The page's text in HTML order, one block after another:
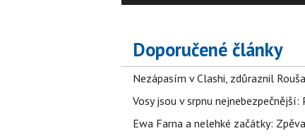
Doporučené články
Nezápasím v Clashi, zdůraznil
Vosy jsou v srpnu
Ewa Farna a nelehké začátky: